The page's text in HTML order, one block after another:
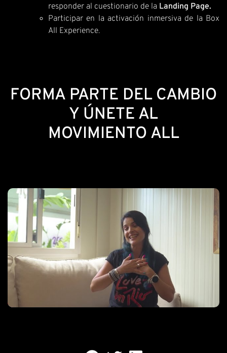
responder al cuestionario de la Landing Page.
Participar en la activación inmersiva de la Box
All Experience.
FORMA PARTE DEL CAMBIO
Y ÚNETE AL
MOVIMIENTO ALL